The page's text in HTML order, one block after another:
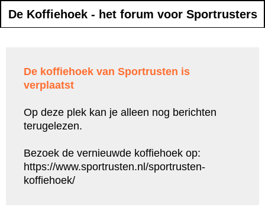
De Koffiehoek - het forum voor Sportrusters
De koffiehoek van Sportrusten is
verplaatst
Op deze plek kan je alleen nog berichten
terugelezen.
Bezoek de vernieuwde koffiehoek op:
https://www.sportrusten.nl/sportrusten-
koffiehoek/